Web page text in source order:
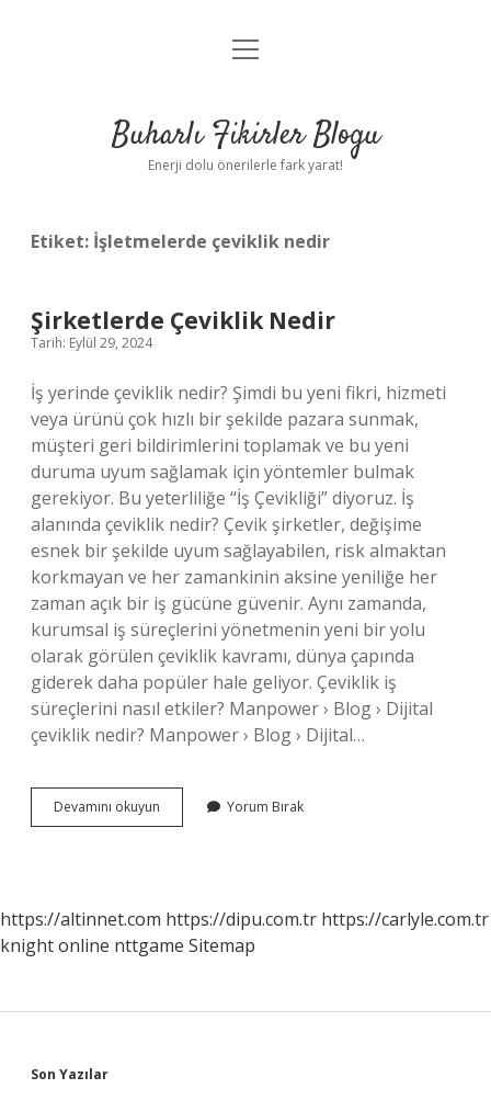
Anasayfa
Yasal Uyarı
menüyü
Buharlı Fikirler Blogu
Enerji dolu önerilerle fark yarat!
Etiket: İşletmelerde çeviklik nedir
Şirketlerde Çeviklik Nedir
Tarih: Eylül 29, 2024
İş yerinde çeviklik nedir? Şimdi bu yeni fikri, hizmeti
veya ürünü çok hızlı bir şekilde pazara sunmak,
müşteri geri bildirimlerini toplamak ve bu yeni
duruma uyum sağlamak için yöntemler bulmak
gerekiyor. Bu yeterliliğe “İş Çevikliği” diyoruz. İş
alanında çeviklik nedir? Çevik şirketler, değişime
esnek bir şekilde uyum sağlayabilen, risk almaktan
korkmayan ve her zamankinin aksine yeniliğe her
zaman açık bir iş gücüne güvenir. Aynı zamanda,
kurumsal iş süreçlerini yönetmenin yeni bir yolu
olarak görülen çeviklik kavramı, dünya çapında
giderek daha popüler hale geliyor. Çeviklik iş
süreçlerini nasıl etkiler? Manpower › Blog › Dijital
çeviklik nedir? Manpower › Blog › Dijital…
Devamını okuyun Şirketlerde
Çeviklik
Yorum Bırak
https://altinnet.com https://dipu.com.tr https://carlyle.com.tr
knight online nttgame Sitemap
Sidebar
Son Yazılar